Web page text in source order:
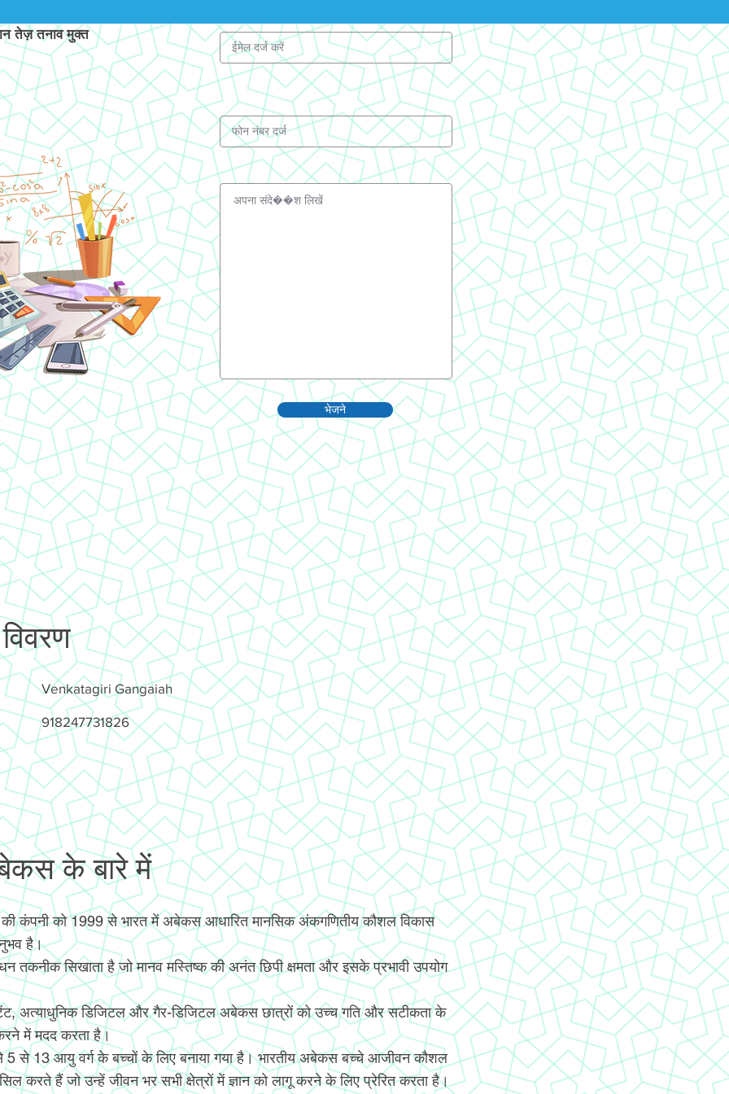
तेज़ तनाव मुक्त
भेजने
Venkatagiri Gangaiah
918247731826
के बारे में
कंपनी को 1999 से भारत में अबेकस आधारित मानसिक अंकगणितीय कौशल विकास
है।
तकनीक सिखाता है जो मानव मस्तिष्क की अनंत छिपी क्षमता और इसके प्रभावी उपयोग
अत्याधुनिक डिजिटल और गैर-डिजिटल अबेकस छात्रों को उच्च गति और सटीकता के
में मदद करता है।
5 से 13 आयु वर्ग के बच्चों के लिए बनाया गया है। भारतीय अबेकस बच्चे आजीवन कौशल
करते हैं जो उन्हें जीवन भर सभी क्षेत्रों में ज्ञान को लागू करने के लिए प्रेरित करता है।